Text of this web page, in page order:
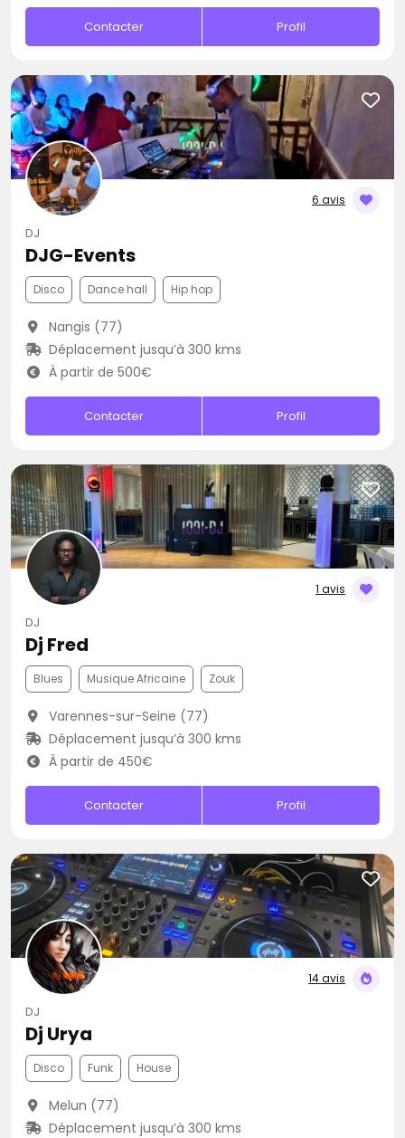
Contacter Profil
6 avis
DJ
DJG-Events
Disco Dance hall Hip hop
Nangis (77)
Déplacement jusqu’à 300 kms
À partir de 500€
Contacter Profil
1 avis
DJ
Dj Fred
Blues Musique Africaine Zouk
Varennes-sur-Seine (77)
Déplacement jusqu’à 300 kms
À partir de 450€
Contacter Profil
14 avis
DJ
Dj Urya
Disco Funk House
Melun (77)
Déplacement jusqu’à 300 kms